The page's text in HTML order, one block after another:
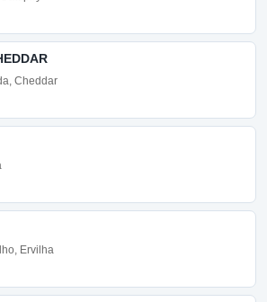
Cheddar
Ervilha